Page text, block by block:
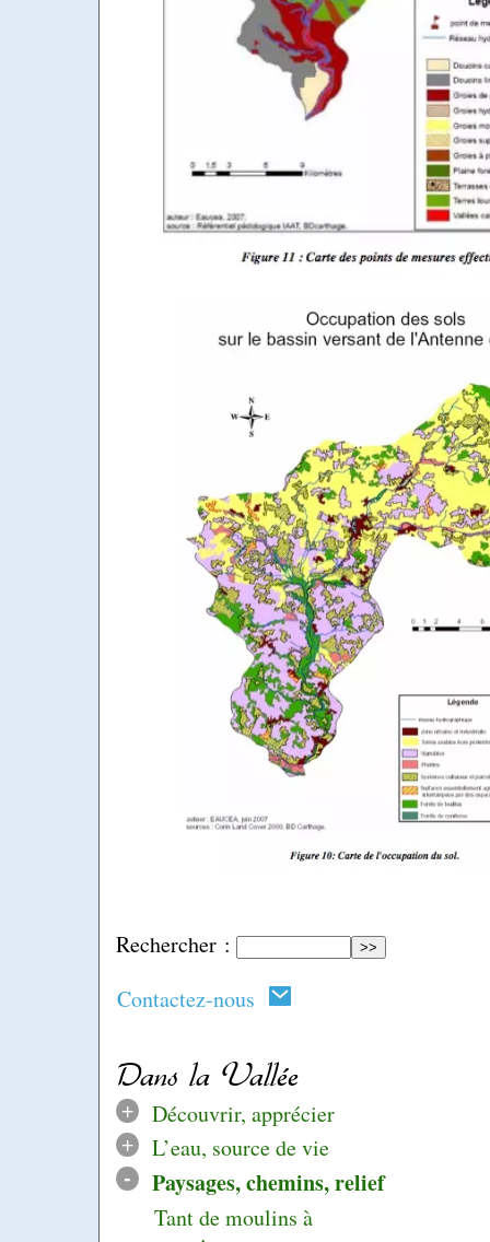
Rechercher :
Contactez-nous
Dans la Vallée
+
Découvrir, apprécier
+
L’eau, source de vie
- Paysages, chemins, relief
Tant de moulins à